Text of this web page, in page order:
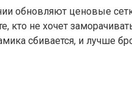
обновляют ценовые
кто не хочет
сбивается, и лучше